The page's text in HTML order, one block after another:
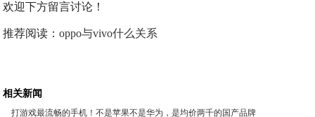
欢迎下方留言讨论！
推荐阅读：oppo与vivo什么关系
相关新闻
打游戏最流畅的手机！不是苹果不是华为，是均价两千的国产品牌